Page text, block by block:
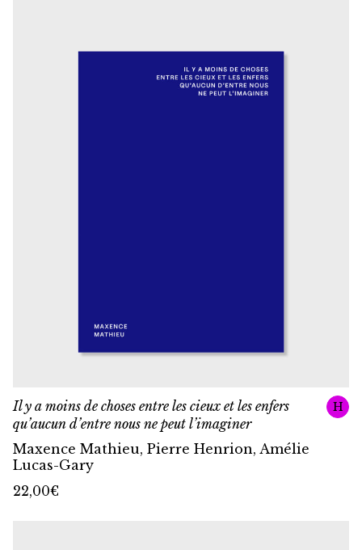
Il y a moins de choses entre les cieux et les enfers
qu’aucun d’entre nous ne peut l’imaginer
H
Maxence Mathieu, Pierre Henrion, Amélie
Lucas-Gary
22,00€